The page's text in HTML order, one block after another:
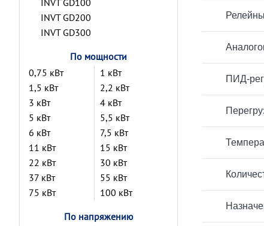
INVT GD100
INVT GD200
INVT GD300
По мощности
0,75 кВт
1 кВт
1,5 кВт
2,2 кВт
3 кВт
4 кВт
5 кВт
5,5 кВт
6 кВт
7,5 кВт
11 кВт
15 кВт
22 кВт
30 кВт
37 кВт
55 кВт
75 кВт
100 кВт
По напряжению
ПИД-